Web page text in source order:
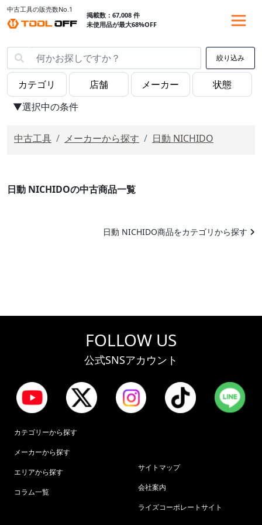
中古工具の販売数No.1
掲載数：67,008 件
未使用品が最大68%OFF
絞り込み
▼選択中の条件
中古工具 メーカーから探す 日動 NICHIDO
日動 NICHIDOの中古商品一覧
日動 NICHIDO商品をカテゴリから探す
FOLLOW US
公式SNSアカウント
カテゴリーから探す
メーカーから探す
エリアから探す
コラム一覧
サイトマップ
会社案内
ライズコーポレートサイト